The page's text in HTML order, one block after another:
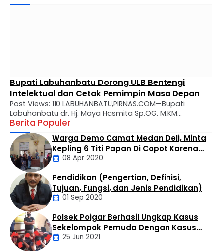
Bupati Labuhanbatu Dorong ULB Bentengi
Intelektual dan Cetak Pemimpin Masa Depan
Post Views: 110 LABUHANBATU,PIRNAS.COM—Bupati
Labuhanbatu dr. Hj. Maya Hasmita Sp.OG. M.KM
menyampaikan apresiasi mendalam atas perjalanan
panjang Universitas Labuhanbatu (ULB) yang kini genap
berusia 28 tahun. Dalam usianya yang makin matang,
ULB diharapkan tidak hanya menjadi tempat transfer
ilmu, melainkan kawah candradimuka dalam
melahirkan generasi muda yang inovatif, kritis, dan
berkarakter. Apresiasi tersebut disampaikan Bupati …
Berita Populer
Daerah
Warga Demo Camat Medan Deli, Minta
Kepling 6 Titi Papan Di Copot Karena
Tak Perduli Sama Warganya
08 Apr 2020
Artikel
Pendidikan (Pengertian, Definisi,
Tujuan, Fungsi, dan Jenis Pendidikan)
01 Sep 2020
Polsek Poigar Berhasil Ungkap Kasus
Sekelompok Pemuda Dengan Kasus
Pencabulan
25 Jun 2021